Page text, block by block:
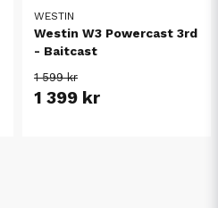
WESTIN
Westin W3 Powercast 3rd
- Baitcast
1 599 kr
1 399 kr